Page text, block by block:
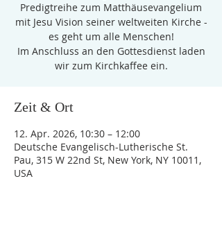
Predigtreihe zum Matthäusevangelium
mit Jesu Vision seiner weltweiten Kirche -
es geht um alle Menschen!
Im Anschluss an den Gottesdienst laden
wir zum Kirchkaffee ein.
Zeit & Ort
12. Apr. 2026, 10:30 – 12:00
Deutsche Evangelisch-Lutherische St.
Pau, 315 W 22nd St, New York, NY 10011,
USA